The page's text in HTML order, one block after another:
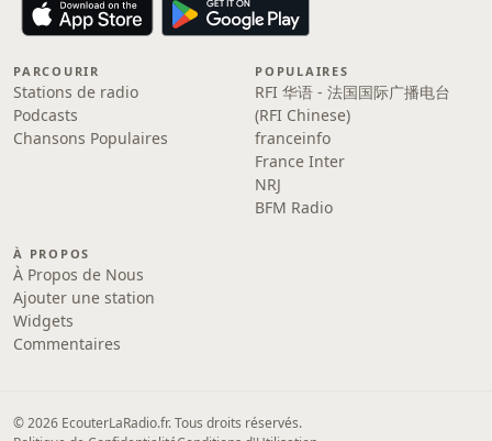
PARCOURIR
Stations de radio
Podcasts
Chansons Populaires
POPULAIRES
RFI 华语 - 法国国际广播电台
(RFI Chinese)
franceinfo
France Inter
NRJ
BFM Radio
À PROPOS
À Propos de Nous
Ajouter une station
Widgets
Commentaires
© 2026 EcouterLaRadio.fr. Tous droits réservés.